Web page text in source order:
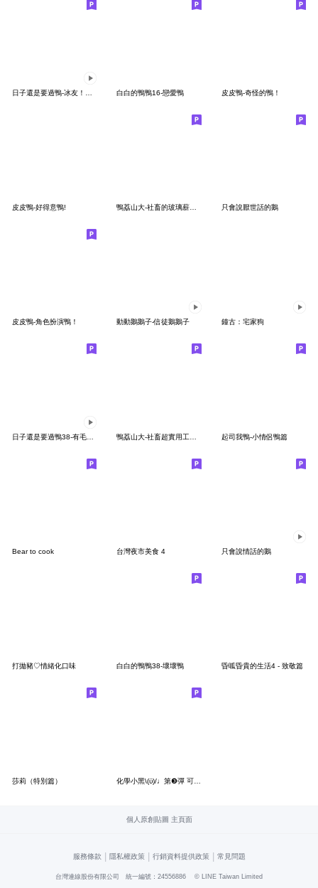
白白的鴨鴨16-戀愛鴨 皮皮鴨-奇怪的鴨！
皮皮鴨-好得意鴨! 只會說厭世話的鵝
皮皮鴨-角色扮演鴨！ 動動鵝鵝子-信徒鵝鵝子 鐘古：宅家狗
起司我鴨-小情侶鴨篇
Bear to cook 台灣夜市美食 4 只會說情話的鵝
打拋豬♡情緒化口味 白白的鴨鴨38-壞壞鴨 昏呱昏貴的生活4 - 致敬篇
莎莉（特別篇）
個人原創貼圖 主頁面
服務條款 | 隱私權政策 | 行銷資料提供政策 | 常見問題
台灣連線股份有限公司 統一編號：24556886 © LINE Taiwan Limited